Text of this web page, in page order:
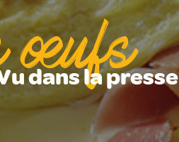
œufs
dans la presse